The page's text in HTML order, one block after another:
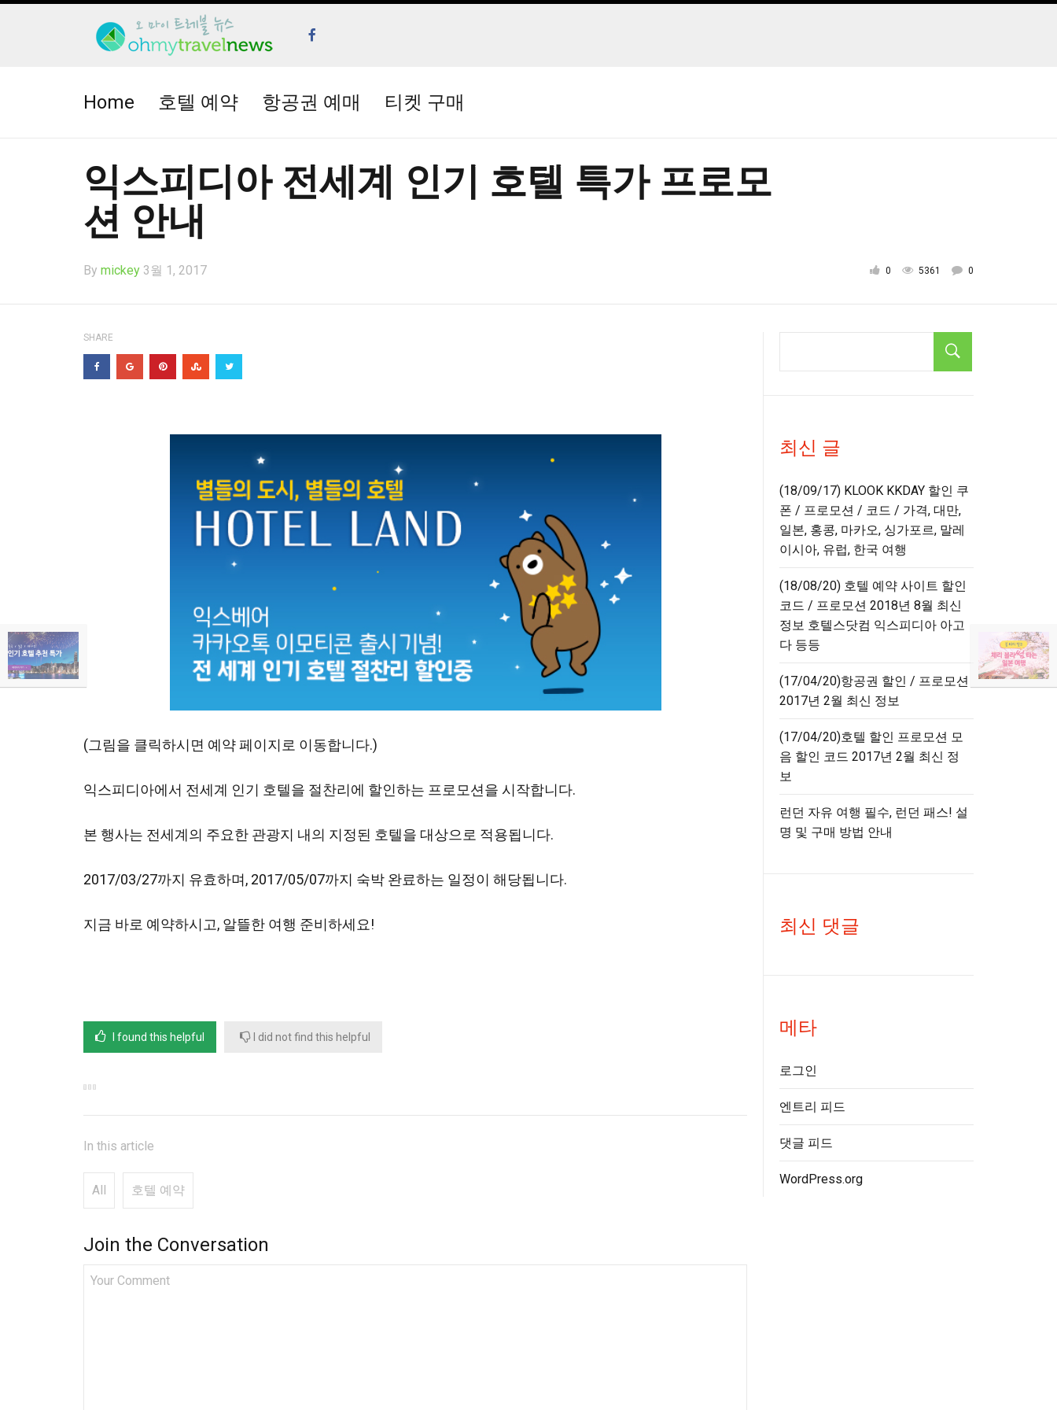
Home 호텔 예약 항공권 예매 티켓 구매
익스피디아 전세계 인기 호텔 특가 프로모
션 안내
By mickey 3월 1, 2017 0 5361 0
SHARE
(그림을 클릭하시면 예약 페이지로 이동합니다.)
익스피디아에서 전세계 인기 호텔을 절찬리에 할인하는 프로모션을 시작합니다.
본 행사는 전세계의 주요한 관광지 내의 지정된 호텔을 대상으로 적용됩니다.
2017/03/27까지 유효하며, 2017/05/07까지 숙박 완료하는 일정이 해당됩니다.
지금 바로 예약하시고, 알뜰한 여행 준비하세요!
I found this helpful I did not find this helpful
In this article
All 호텔 예약
Join the Conversation
최신 글
(18/09/17) KLOOK KKDAY 할인 쿠
폰 / 프로모션 / 코드 / 가격, 대만,
일본, 홍콩, 마카오, 싱가포르, 말레
이시아, 유럽, 한국 여행
(18/08/20) 호텔 예약 사이트 할인
코드 / 프로모션 2018년 8월 최신
정보 호텔스닷컴 익스피디아 아고
다 등등
(17/04/20)항공권 할인 / 프로모션
2017년 2월 최신 정보
(17/04/20)호텔 할인 프로모션 모
음 할인 코드 2017년 2월 최신 정
보
런던 자유 여행 필수, 런던 패스! 설
명 및 구매 방법 안내
최신 댓글
메타
로그인
엔트리 피드
댓글 피드
WordPress.org